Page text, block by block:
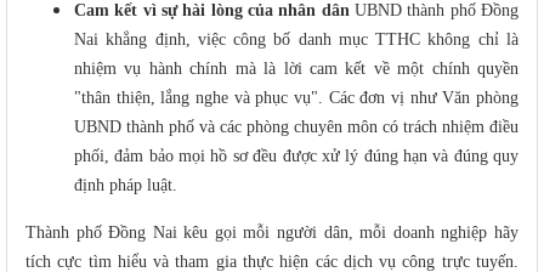
Cam kết vì sự hài lòng của nhân dânUBND thành phố Đồng
Nai khẳng định, việc công bố danh mục TTHC không chỉ là
nhiệm vụ hành chính mà là lời cam kết về một chính quyền
"thân thiện, lắng nghe và phục vụ". Các đơn vị như Văn phòng
UBND thành phố và các phòng chuyên môn có trách nhiệm điều
phối, đảm bảo mọi hồ sơ đều được xử lý đúng hạn và đúng quy
định pháp luật.
Thành phố Đồng Nai kêu gọi mỗi người dân, mỗi doanh nghiệp hãy
tích cực tìm hiểu và tham gia thực hiện các dịch vụ công trực tuyến.